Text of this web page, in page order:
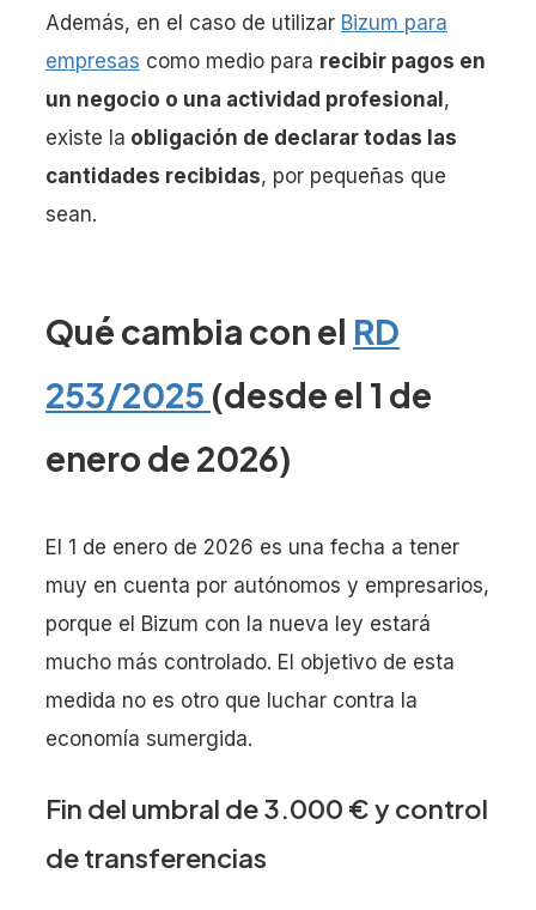
Además, en el caso de utilizar Bizum para
empresas como medio para recibir pagos en
un negocio o una actividad profesional ,
existe la obligación de declarar todas las
cantidades recibidas, por pequeñas que
sean.
Qué cambia con el RD
253/2025 (desde el 1 de
enero de 2026)
El 1 de enero de 2026 es una fecha a tener
muy en cuenta por autónomos y empresarios,
porque el Bizum con la nueva ley estará
mucho más controlado. El objetivo de esta
medida no es otro que luchar contra la
economía sumergida.
Fin del umbral de 3.000 € y control
de transferencias